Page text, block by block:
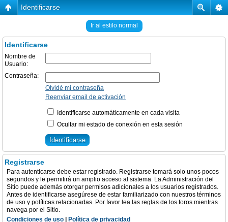
Identificarse
Ir al estilo normal
Identificarse
Nombre de
Usuario:
Contraseña:
Olvidé mi contraseña
Reenviar email de activación
Identificarse automáticamente en cada visita
Ocultar mi estado de conexión en esta sesión
Registrarse
Para autenticarse debe estar registrado. Registrarse tomará solo unos pocos
segundos y le permitirá un amplio acceso al sistema. La Administración del
Sitio puede además otorgar permisos adicionales a los usuarios registrados.
Antes de identificarse asegúrese de estar familiarizado con nuestros términos
de uso y políticas relacionadas. Por favor lea las reglas de los foros mientras
navega por el Sitio.
Condiciones de uso
Política de privacidad